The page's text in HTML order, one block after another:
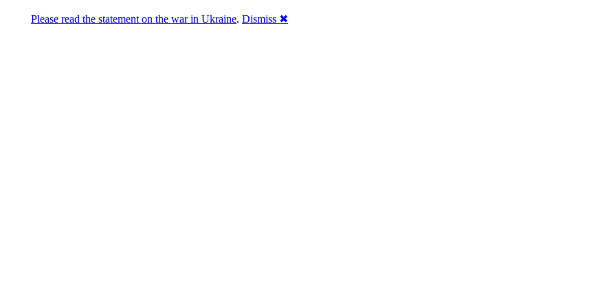
Please read the statement on the war in Ukraine. Dismiss ✖